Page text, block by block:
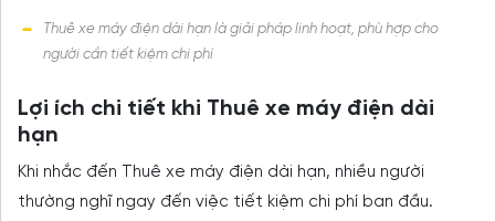
Thuê xe máy điện dài hạn là giải pháp linh hoạt, phù hợp cho
người cần tiết kiệm chi phí
Lợi ích chi tiết khi Thuê xe máy điện dài
hạn
Khi nhắc đến Thuê xe máy điện dài hạn, nhiều người
thường nghĩ ngay đến việc tiết kiệm chi phí ban đầu.